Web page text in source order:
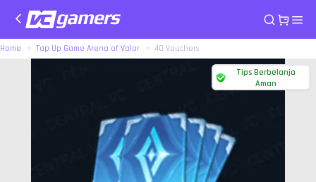
Home Top Up Game Arena of Valor 40 Vouchers
Tips Berbelanja
Aman